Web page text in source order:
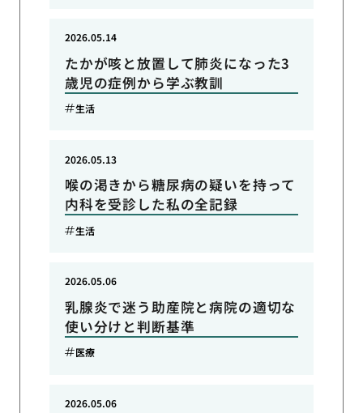
たかが咳と放置して肺炎になった3
歳児の症例から学ぶ教訓
2026.05.14
生活
喉の渇きから糖尿病の疑いを持って
内科を受診した私の全記録
2026.05.13
生活
乳腺炎で迷う助産院と病院の適切な
使い分けと判断基準
2026.05.06
医療
2026.05.06